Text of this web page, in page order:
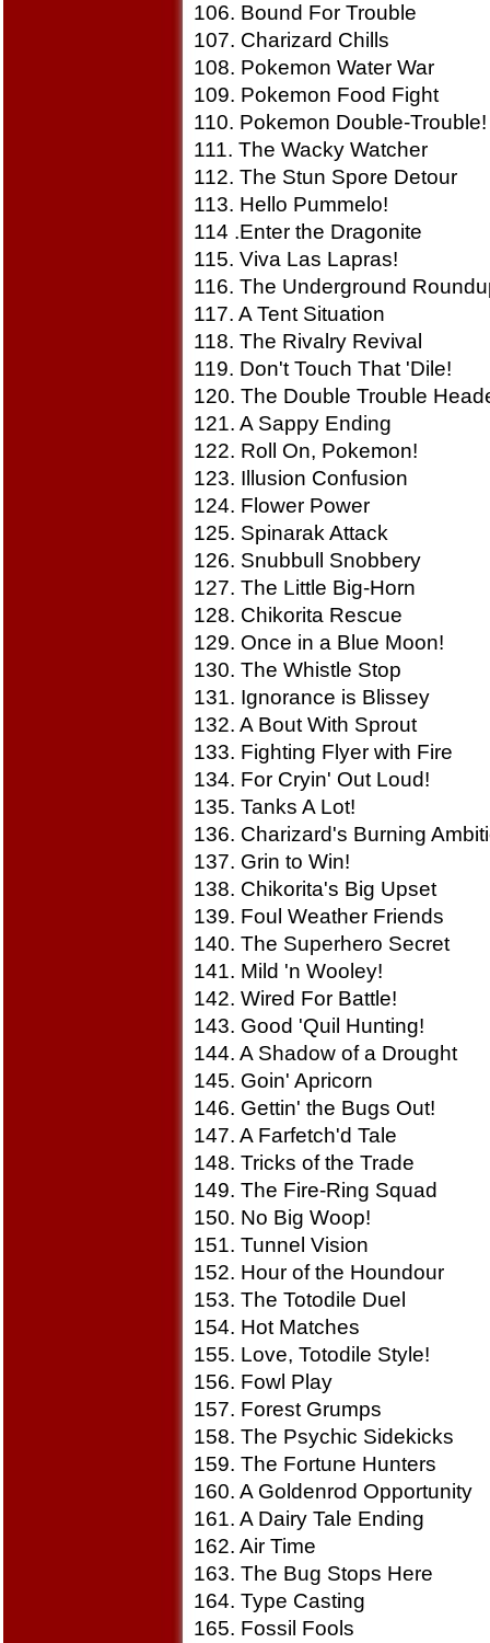
106. Bound For Trouble
107. Charizard Chills
108. Pokemon Water War
109. Pokemon Food Fight
110. Pokemon Double-Trouble!
111. The Wacky Watcher
112. The Stun Spore Detour
113. Hello Pummelo!
114 .Enter the Dragonite
115. Viva Las Lapras!
116. The Underground
117. A Tent Situation
118. The Rivalry Revival
119. Don't Touch That 'Dile!
120. The Double Trouble
121. A Sappy Ending
122. Roll On, Pokemon!
123. Illusion Confusion
124. Flower Power
125. Spinarak Attack
126. Snubbull Snobbery
127. The Little Big-Horn
128. Chikorita Rescue
129. Once in a Blue Moon!
130. The Whistle Stop
131. Ignorance is Blissey
132. A Bout With Sprout
133. Fighting Flyer with Fire
134. For Cryin' Out Loud!
135. Tanks A Lot!
136. Charizard's Burning
137. Grin to Win!
138. Chikorita's Big Upset
139. Foul Weather Friends
140. The Superhero Secret
141. Mild 'n Wooley!
142. Wired For Battle!
143. Good 'Quil Hunting!
144. A Shadow of a Drought
145. Goin' Apricorn
146. Gettin' the Bugs Out!
147. A Farfetch'd Tale
148. Tricks of the Trade
149. The Fire-Ring Squad
150. No Big Woop!
151. Tunnel Vision
152. Hour of the Houndour
153. The Totodile Duel
154. Hot Matches
155. Love, Totodile Style!
156. Fowl Play
157. Forest Grumps
158. The Psychic Sidekicks
159. The Fortune Hunters
160. A Goldenrod Opportunity
161. A Dairy Tale Ending
162. Air Time
163. The Bug Stops Here
164. Type Casting
165. Fossil Fools